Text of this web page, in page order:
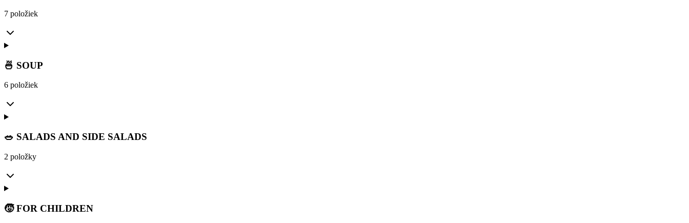
7 položiek
🍜 SOUP
6 položiek
🥗 SALADS AND SIDE SALADS
2 položky
🧒 FOR CHILDREN